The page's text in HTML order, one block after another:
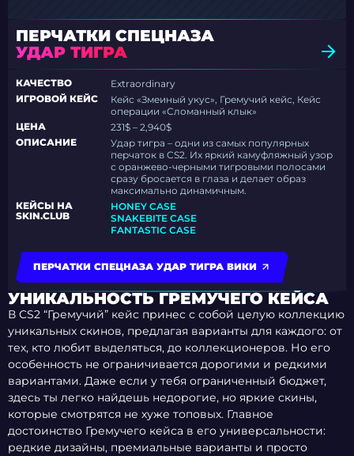
ПЕРЧАТКИ СПЕЦНАЗА
УДАР ТИГРА
КАЧЕСТВО
Extraordinary
ИГРОВОЙ КЕЙС
Кейс «Змеиный укус», Гремучий кейс, Кейс
операции «Сломанный клык»
ЦЕНА
231$ – 2,940$
ОПИСАНИЕ
Удар тигра – одни из самых популярных
перчаток в CS2. Их яркий камуфляжный узор
с оранжево-черными тигровыми полосами
сразу бросается в глаза и делает образ
максимально динамичным.
КЕЙСЫ НА
SKIN.CLUB
HONEY CASE
SNAKEBITE CASE
FANTASTIC CASE
ПЕРЧАТКИ СПЕЦНАЗА УДАР ТИГРА ВИКИ
УНИКАЛЬНОСТЬ ГРЕМУЧЕГО КЕЙСА
В CS2 “Гремучий” кейс принес с собой целую коллекцию
уникальных скинов, предлагая варианты для каждого: от
тех, кто любит выделяться, до коллекционеров. Но его
особенность не ограничивается дорогими и редкими
вариантами. Даже если у тебя ограниченный бюджет,
здесь ты легко найдешь недорогие, но яркие скины,
которые смотрятся не хуже топовых. Главное
достоинство Гремучего кейса в его универсальности:
редкие дизайны, премиальные варианты и просто